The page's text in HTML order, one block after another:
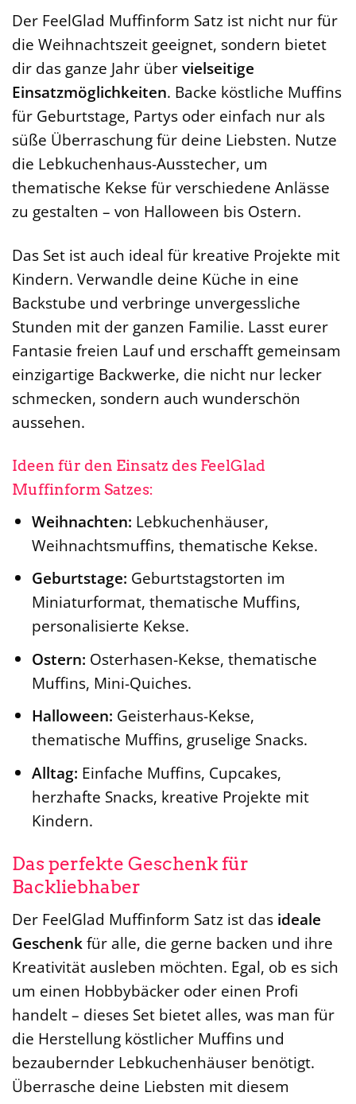
Der FeelGlad Muffinform Satz ist nicht nur für
die Weihnachtszeit geeignet, sondern bietet
dir das ganze Jahr übervielseitige
Einsatzmöglichkeiten. Backe köstliche Muffins
für Geburtstage, Partys oder einfach nur als
süße Überraschung für deine Liebsten. Nutze
die Lebkuchenhaus-Ausstecher, um
thematische Kekse für verschiedene Anlässe
zu gestalten – von Halloween bis Ostern.
Das Set ist auch ideal für kreative Projekte mit
Kindern. Verwandle deine Küche in eine
Backstube und verbringe unvergessliche
Stunden mit der ganzen Familie. Lasst eurer
Fantasie freien Lauf und erschafft gemeinsam
einzigartige Backwerke, die nicht nur lecker
schmecken, sondern auch wunderschön
aussehen.
Ideen für den Einsatz des FeelGlad
Muffinform Satzes:
Weihnachten: Lebkuchenhäuser,
Weihnachtsmuffins, thematische Kekse.
Geburtstage: Geburtstagstorten im
Miniaturformat, thematische Muffins,
personalisierte Kekse.
Ostern: Osterhasen-Kekse, thematische
Muffins, Mini-Quiches.
Halloween: Geisterhaus-Kekse,
thematische Muffins, gruselige Snacks.
Alltag: Einfache Muffins, Cupcakes,
herzhafte Snacks, kreative Projekte mit
Kindern.
Das perfekte Geschenk für
Backliebhaber
Der FeelGlad Muffinform Satz ist das ideale
Geschenkfür alle, die gerne backen und ihre
Kreativität ausleben möchten. Egal, ob es sich
um einen Hobbybäcker oder einen Profi
handelt – dieses Set bietet alles, was man für
die Herstellung köstlicher Muffins und
bezaubernder Lebkuchenhäuser benötigt.
Überrasche deine Liebsten mit diesem